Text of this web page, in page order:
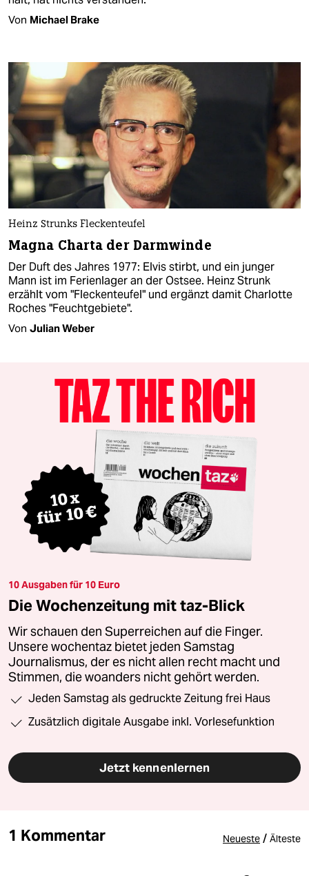
Von Michael Brake
Heinz Strunks Fleckenteufel
Magna Charta der Darmwinde
Der Duft des Jahres 1977: Elvis stirbt, und ein junger
Mann ist im Ferienlager an der Ostsee. Heinz Strunk
erzählt vom "Fleckenteufel" und ergänzt damit Charlotte
Roches "Feuchtgebiete".
Von Julian Weber
10 Ausgaben für 10 Euro
Die Wochenzeitung mit taz-Blick
Wir schauen den Superreichen auf die Finger.
Unsere wochentaz bietet jeden Samstag
Journalismus, der es nicht allen recht macht und
Stimmen, die woanders nicht gehört werden.
Jeden Samstag als gedruckte Zeitung frei Haus
Zusätzlich digitale Ausgabe inkl. Vorlesefunktion
Jetzt kennenlernen
1 Kommentar Neueste / Älteste